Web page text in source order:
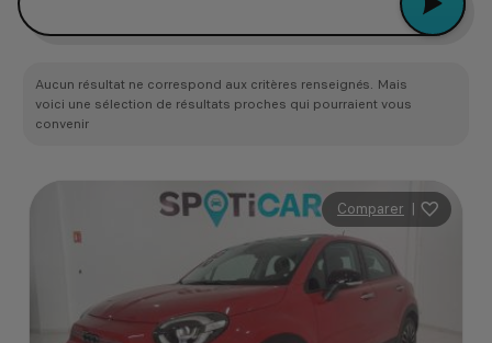
Aucun résultat ne correspond aux critères renseignés. Mais
voici une sélection de résultats proches qui pourraient vous
convenir
Comparer |